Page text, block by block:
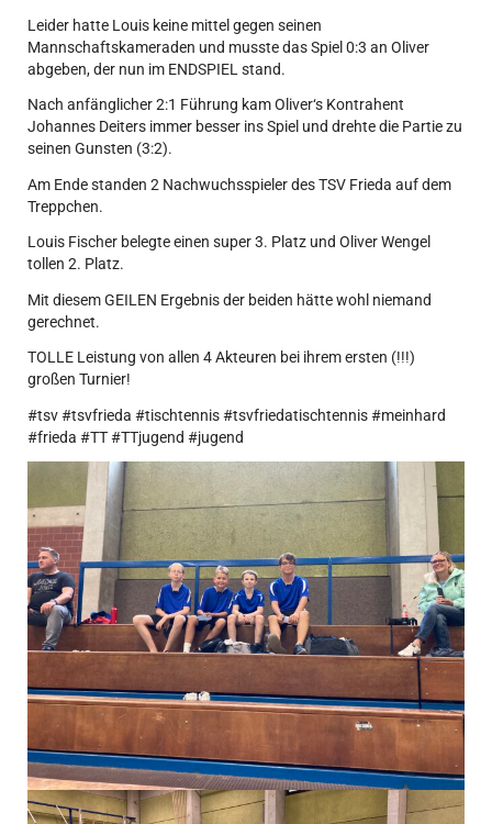
Leider hatte Louis keine mittel gegen seinen
Mannschaftskameraden und musste das Spiel 0:3 an Oliver
abgeben, der nun im ENDSPIEL stand.
Nach anfänglicher 2:1 Führung kam Oliver‘s Kontrahent
Johannes Deiters immer besser ins Spiel und drehte die Partie zu
seinen Gunsten (3:2).
Am Ende standen 2 Nachwuchsspieler des TSV Frieda auf dem
Treppchen.
Louis Fischer belegte einen super 3. Platz und Oliver Wengel
tollen 2. Platz.
Mit diesem GEILEN Ergebnis der beiden hätte wohl niemand
gerechnet.
TOLLE Leistung von allen 4 Akteuren bei ihrem ersten (!!!)
großen Turnier!
#tsv #tsvfrieda #tischtennis #tsvfriedatischtennis #meinhard
#frieda #TT #TTjugend #jugend